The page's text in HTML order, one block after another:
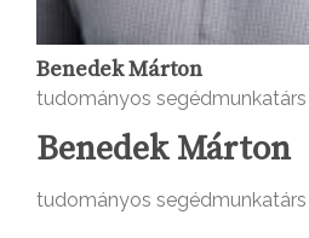
Benedek Márton
tudományos segédmunkatárs
Benedek Márton
tudományos segédmunkatárs